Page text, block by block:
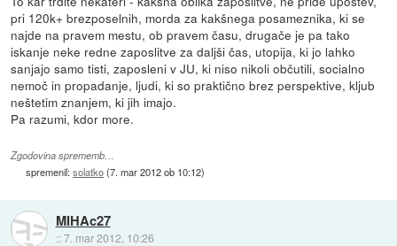
pri 120k+ brezposelnih, morda za kakšnega posameznika, ki se
najde na pravem mestu, ob pravem času, drugače je pa tako
iskanje neke redne zaposlitve za daljši čas, utopija, ki jo lahko
sanjajo samo tisti, zaposleni v JU, ki niso nikoli občutili, socialno
nemoč in propadanje, ljudi, ki so praktično brez perspektive, kljub
neštetim znanjem, ki jih imajo.
Pa razumi, kdor more.
Zgodovina sprememb…
spremenil:solatko(7. mar 2012 ob 10:12)
MIHAc27
::7. mar 2012, 10:26